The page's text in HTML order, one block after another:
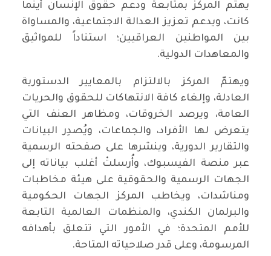
يهتم المركز بمتابعة ودعم حقوق الإنسان أينما
كانت، ويدعم تعزيز العدالة الاجتماعية، والمساواة
بين المواطنين العراقيين؛ استناداً للمواثيق
والمعاهدات الدولية.
ويهتمّ المركز بالالتزام بالمعايير الدستورية
العادلة، وإلغاء كافة الانتهاكات للحقوق والحريات
العامة، ويرصد الخروقات، ومظاهر العنف التي
يتعرض لها الأفراد، والجماعات، ويُصدِر البيانات
والتقارير الدورية، وينشرها على صفحته الرسمية
عبر منصة الفيسبوك، وأُرسلتْ أغلب بياناته إلى
الجهات الرسمية والحقوقية على هيئة مخاطبات
ومناشدات، ويخاطب المركز الجهات الحكومية
والبرلمان الكندي، والمنظمات العالمية التابعة
للأمم المتحدة؛ في الأمور التي تتعلق بأهدافه
المرسومة، وعلى قدر صلاحياته المتاحة.